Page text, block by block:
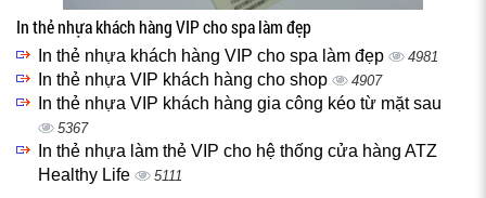
In thẻ nhựa khách hàng VIP cho spa làm đẹp
In thẻ nhựa khách hàng VIP cho spa làm đẹp 4981
In thẻ nhựa VIP khách hàng cho shop 4907
In thẻ nhựa VIP khách hàng gia công kéo từ mặt sau
5367
In thẻ nhựa làm thẻ VIP cho hệ thống cửa hàng ATZ
Healthy Life
5111